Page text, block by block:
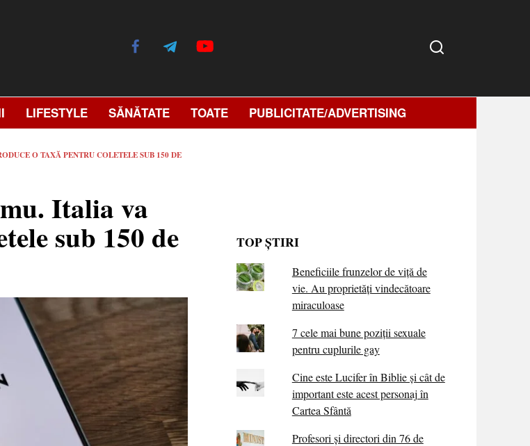
LIFESTYLE SĂNĂTATE TOATE PUBLICITATE/ADVERTISING
O TAXĂ PENTRU COLETELE SUB 150 DE
Italia va
sub 150 de TOP ȘTIRI
Beneficiile frunzelor de viță de
vie. Au proprietăţi vindecătoare
miraculoase
7 cele mai bune poziții sexuale
pentru cuplurile gay
Cine este Lucifer în Biblie și cât de
important este acest personaj în
Cartea Sfântă
Profesori și directori din 76 de